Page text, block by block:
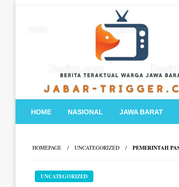
HOME NASIONAL JAWA BARAT
HOMEPAGE UNCATEGORIZED PEMERINTAH
UNCATEGORIZED